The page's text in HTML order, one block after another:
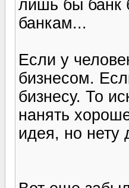
лишь бы банк
банкам...
Если у
бизнесом.
бизнесу. То
нанять
идея, но нету